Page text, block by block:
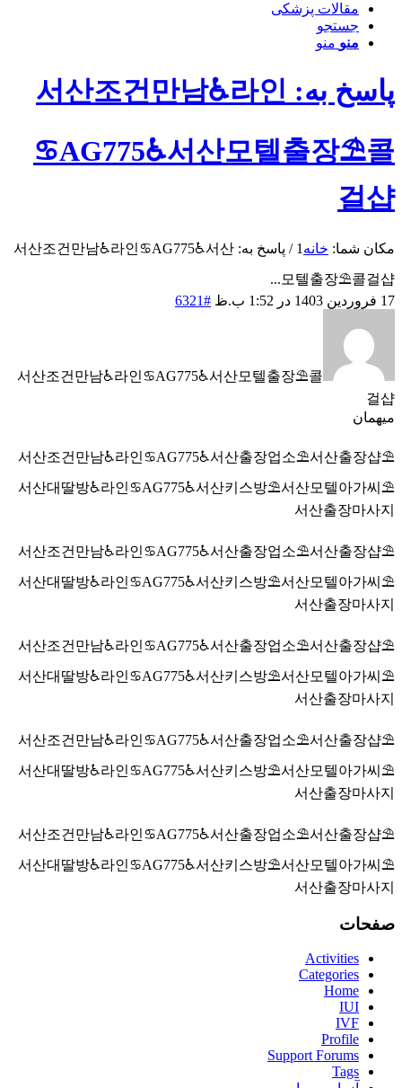
مقالات پزشکی
جستجو
منو منو
پاسخ به: 서산조건만남♿라인
♋AG775♿서산모텔출장⛱️콜
걸샵
مکان شما: خانه 1
/
پاسخ به: 서산조건만남♿라인♋AG775♿서산
모텔출장⛱️콜걸샵...
17 فروردین 1403 در 1:52 ب.ظ
#6321
서산조건만남♿라인♋AG775♿서산모텔출장⛱️콜
걸샵
میهمان
서산조건만남♿라인♋AG775♿서산출장업소⛱️서산출장샵⛱️
서산대딸방♿라인♋AG775♿서산키스방⛱️서산모텔아가씨⛱️
서산출장마사지
서산조건만남♿라인♋AG775♿서산출장업소⛱️서산출장샵⛱️
서산대딸방♿라인♋AG775♿서산키스방⛱️서산모텔아가씨⛱️
서산출장마사지
서산조건만남♿라인♋AG775♿서산출장업소⛱️서산출장샵⛱️
서산대딸방♿라인♋AG775♿서산키스방⛱️서산모텔아가씨⛱️
서산출장마사지
서산조건만남♿라인♋AG775♿서산출장업소⛱️서산출장샵⛱️
서산대딸방♿라인♋AG775♿서산키스방⛱️서산모텔아가씨⛱️
서산출장마사지
서산조건만남♿라인♋AG775♿서산출장업소⛱️서산출장샵⛱️
서산대딸방♿라인♋AG775♿서산키스방⛱️서산모텔아가씨⛱️
서산출장마사지
صفحات
Activities
Categories
Home
IUI
IVF
Profile
Support Forums
Tags